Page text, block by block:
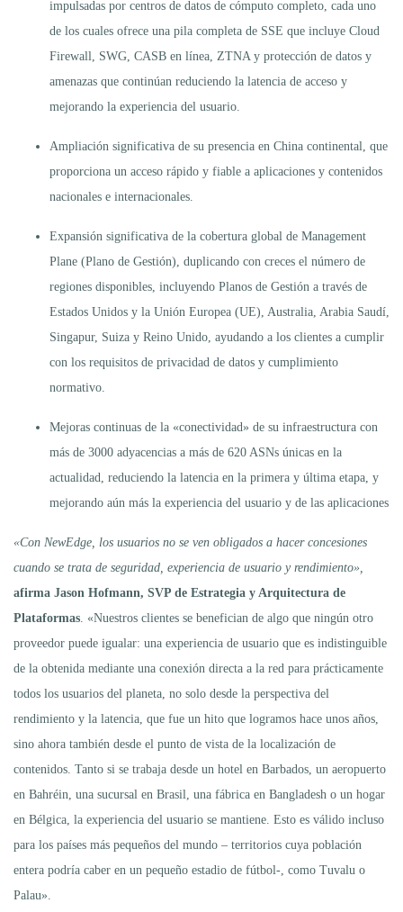
impulsadas por centros de datos de cómputo completo, cada uno
de los cuales ofrece una pila completa de SSE que incluye Cloud
Firewall, SWG, CASB en línea, ZTNA y protección de datos y
amenazas que continúan reduciendo la latencia de acceso y
mejorando la experiencia del usuario.
Ampliación significativa de su presencia en China continental, que
proporciona un acceso rápido y fiable a aplicaciones y contenidos
nacionales e internacionales.
Expansión significativa de la cobertura global de Management
Plane (Plano de Gestión), duplicando con creces el número de
regiones disponibles, incluyendo Planos de Gestión a través de
Estados Unidos y la Unión Europea (UE), Australia, Arabia Saudí,
Singapur, Suiza y Reino Unido, ayudando a los clientes a cumplir
con los requisitos de privacidad de datos y cumplimiento
normativo.
Mejoras continuas de la «conectividad» de su infraestructura con
más de 3000 adyacencias a más de 620 ASNs únicas en la
actualidad, reduciendo la latencia en la primera y última etapa, y
mejorando aún más la experiencia del usuario y de las aplicaciones
«Con NewEdge, los usuarios no se ven obligados a hacer concesiones
cuando se trata de seguridad, experiencia de usuario y rendimiento»,
afirma Jason Hofmann, SVP de Estrategia y Arquitectura de
Plataformas . «Nuestros clientes se benefician de algo que ningún otro
proveedor puede igualar: una experiencia de usuario que es indistinguible
de la obtenida mediante una conexión directa a la red para prácticamente
todos los usuarios del planeta, no solo desde la perspectiva del
rendimiento y la latencia, que fue un hito que logramos hace unos años,
sino ahora también desde el punto de vista de la localización de
contenidos. Tanto si se trabaja desde un hotel en Barbados, un aeropuerto
en Bahréin, una sucursal en Brasil, una fábrica en Bangladesh o un hogar
en Bélgica, la experiencia del usuario se mantiene. Esto es válido incluso
para los países más pequeños del mundo – territorios cuya población
entera podría caber en un pequeño estadio de fútbol-, como Tuvalu o
Palau».